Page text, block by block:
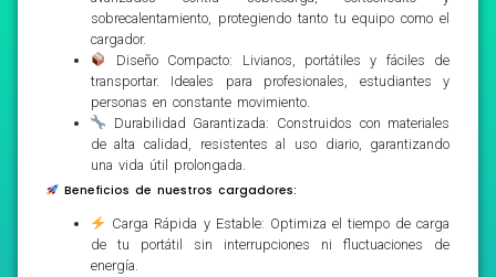
sobrecalentamiento, protegiendo tanto tu equipo como el
cargador.
Diseño Compacto: Livianos, portátiles y fáciles de
transportar. Ideales para profesionales, estudiantes y
personas en constante movimiento.
Durabilidad Garantizada: Construidos con materiales
de alta calidad, resistentes al uso diario, garantizando
una vida útil prolongada.
Beneficios de nuestros cargadores:
Carga Rápida y Estable: Optimiza el tiempo de carga
de tu portátil sin interrupciones ni fluctuaciones de
energía.